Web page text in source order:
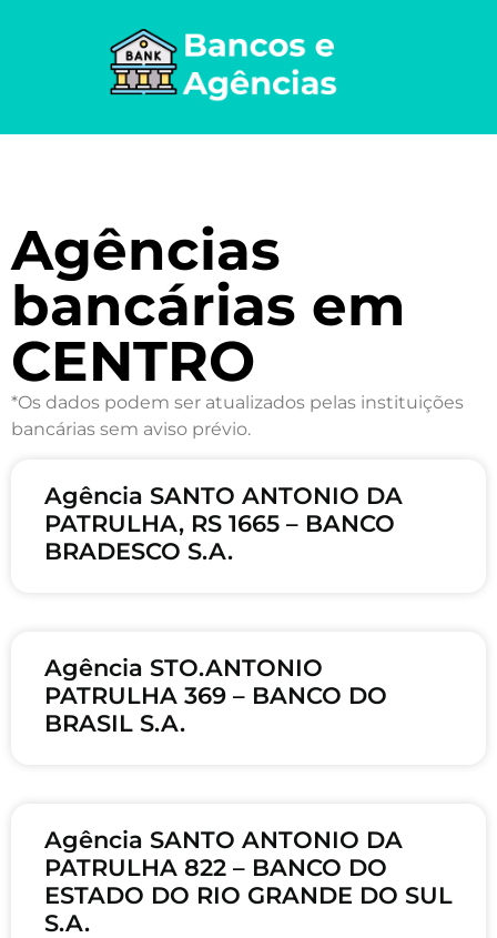
Agências
bancárias em
CENTRO
*Os dados podem ser atualizados pelas instituições
bancárias sem aviso prévio.
Agência SANTO ANTONIO DA
PATRULHA, RS 1665 – BANCO
BRADESCO S.A.
Agência STO.ANTONIO
PATRULHA 369 – BANCO DO
BRASIL S.A.
Agência SANTO ANTONIO DA
PATRULHA 822 – BANCO DO
ESTADO DO RIO GRANDE DO SUL
S.A.